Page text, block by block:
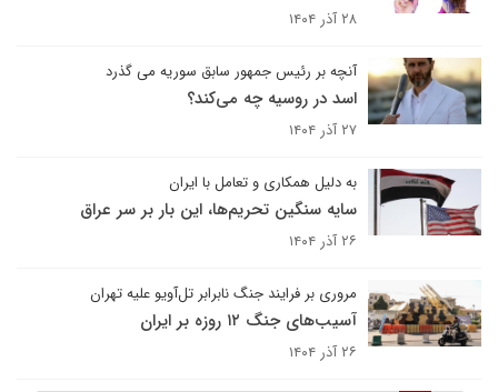
۲۸ آذر ۱۴۰۴
آنچه بر رئیس جمهور سابق سوریه می گذرد
اسد در روسیه چه می‌کند؟
۲۷ آذر ۱۴۰۴
به دلیل همکاری و تعامل با ایران
سایه سنگین تحریم‌ها، این بار بر سر عراق
۲۶ آذر ۱۴۰۴
مروری بر فرایند جنگ نابرابر تل‌آویو علیه تهران
آسیب‌های جنگ ۱۲ روزه بر ایران
۲۶ آذر ۱۴۰۴